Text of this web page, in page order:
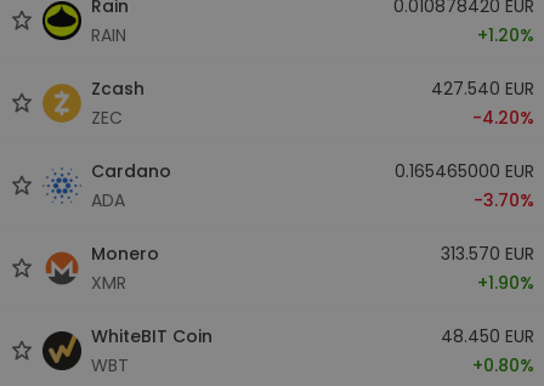
Rain
RAIN
0.010878420 EUR
+1.20%
Zcash
ZEC
427.540 EUR
-4.20%
Cardano
ADA
0.165465000 EUR
-3.70%
Monero
XMR
313.570 EUR
+1.90%
WhiteBIT Coin
WBT
48.450 EUR
+0.80%